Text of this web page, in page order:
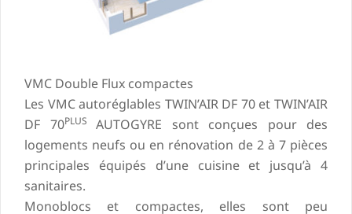
VMC Double Flux compactes
Les VMC autoréglables TWIN’AIR DF 70 et TWIN’AIR
DF 70PLUS AUTOGYRE sont conçues pour des
logements neufs ou en rénovation de 2 à 7 pièces
principales équipés d’une cuisine et jusqu’à 4
sanitaires.
Monoblocs et compactes, elles sont peu